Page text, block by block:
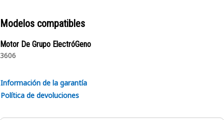
Modelos compatibles
Motor De Grupo ElectróGeno
3606
Información de la garantía
Política de devoluciones